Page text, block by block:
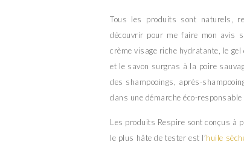
Tous les produits sont naturels,
découvrir pour me faire mon avis
crème visage riche hydratante, le
et le savon surgras à la poire
des shampooings, après-
dans une démarche éco-
Les produits Respire sont conçus à
le plus hâte de tester est l’huile